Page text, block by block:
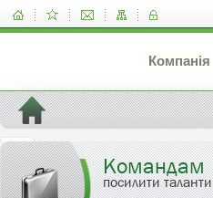
Компанія
Командам
посилити таланти